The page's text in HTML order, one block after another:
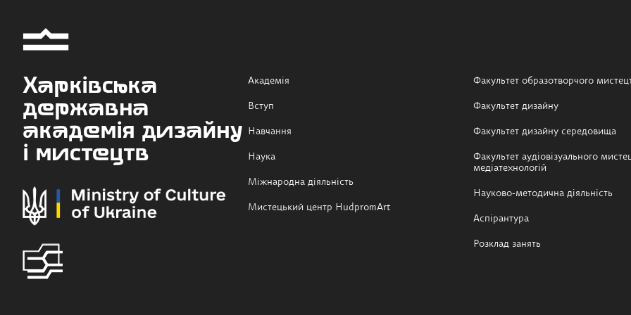
Харківська
державна
академія дизайну
і мистецтв
Академія
Вступ
Навчання
Наука
Міжнародна діяльність
Мистецький центр HudpromArt
Факультет образотворчого
Факультет дизайну
Факультет дизайну середовища
Факультет аудіовізуального
медіатехнологій
Науково-методична діяльність
Аспірантура
Розклад занять